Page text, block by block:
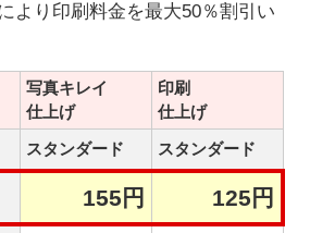
より印刷料金を最大50％割引い
写真キレイ
仕上げ
印刷
仕上げ
スタンダード スタンダード
155円 125円